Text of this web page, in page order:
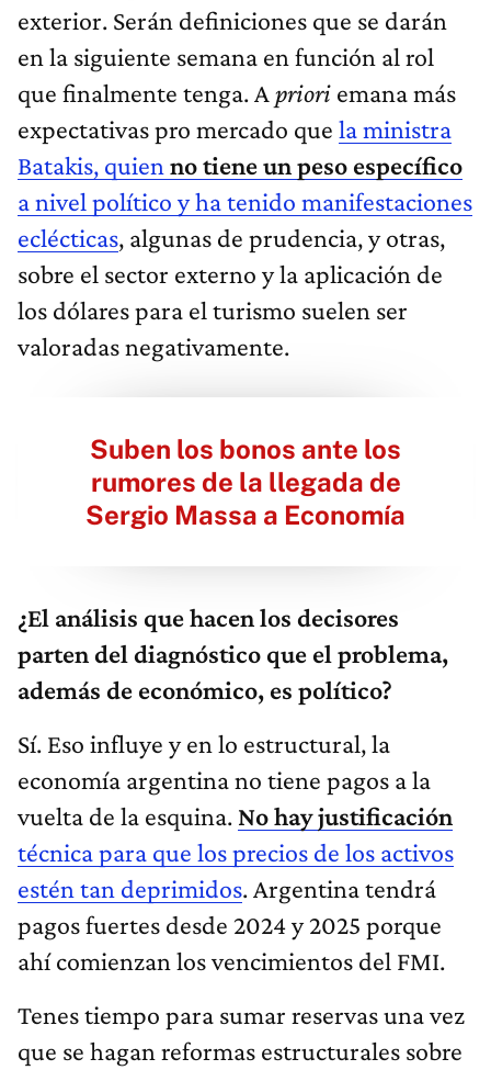
exterior. Serán definiciones que se darán
en la siguiente semana en función al rol
que finalmente tenga. A priori emana más
expectativas pro mercado que la ministra
Batakis, quien no tiene un peso específico
a nivel político y ha tenido manifestaciones
eclécticas, algunas de prudencia, y otras,
sobre el sector externo y la aplicación de
los dólares para el turismo suelen ser
valoradas negativamente.
Suben los bonos ante los
rumores de la llegada de
Sergio Massa a Economía
¿El análisis que hacen los decisores
parten del diagnóstico que el problema,
además de económico, es político?
Sí. Eso influye y en lo estructural, la
economía argentina no tiene pagos a la
vuelta de la esquina. No hay justificación
técnica para que los precios de los activos
estén tan deprimidos. Argentina tendrá
pagos fuertes desde 2024 y 2025 porque
ahí comienzan los vencimientos del FMI.
Tenes tiempo para sumar reservas una vez
que se hagan reformas estructurales sobre